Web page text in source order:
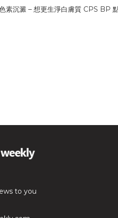
素沉澱 – 想更生淨白膚質 CPS
to you